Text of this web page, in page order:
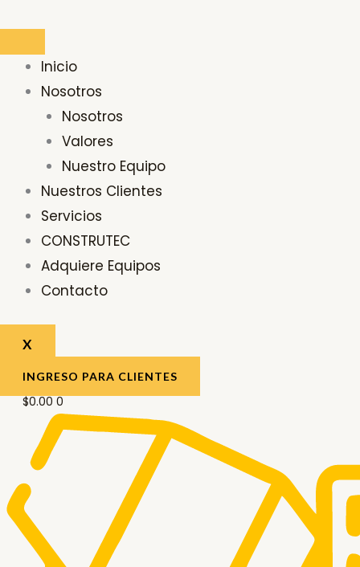
contenido
Inicio
Nosotros
Nosotros
Valores
Nuestro Equipo
Nuestros Clientes
Servicios
CONSTRUTEC
Adquiere Equipos
Contacto
X
INGRESO PARA CLIENTES
$0.00 0